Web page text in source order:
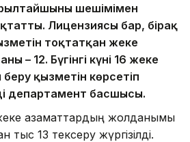
шешімімен
Лицензиясы бар, бірақ
тоқтатқан жеке
– 12. Бүгінгі күні 16 жеке
беру қызметін көрсетіп
департамент басшысы.
азаматтардың жолданымы
13 тексеру жүргізілді.